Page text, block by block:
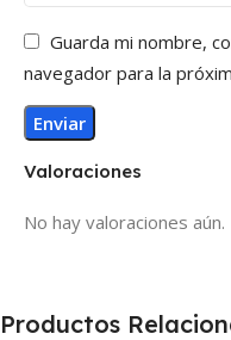
Valoraciones
No hay valoraciones aún.
Guarda mi nombre,
navegador para la
Productos